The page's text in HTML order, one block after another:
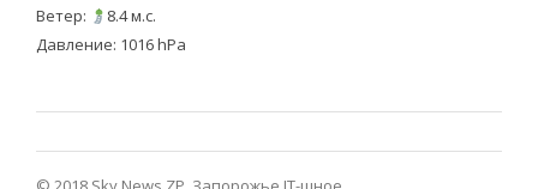
Ветер:
8.4 м.с.
Давление: 1016 hPa